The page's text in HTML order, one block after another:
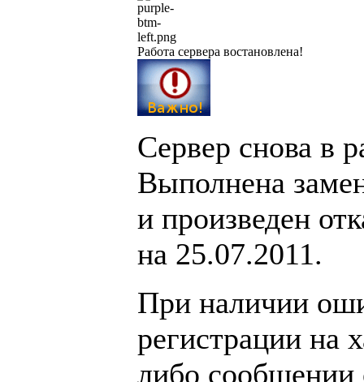
Работа сервера востановлена!
Сервер снова в
Выполнена
и произведен
на 25.07.2011.
При наличии
регистрации на
либо сообщении